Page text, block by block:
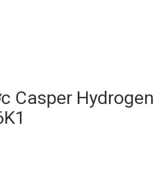
Casper Hydrogen